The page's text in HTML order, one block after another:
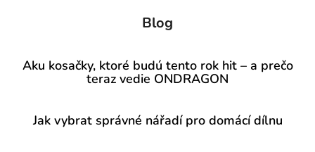
Blog
Aku kosačky, ktoré budú tento rok hit – a prečo
teraz vedie ONDRAGON
Jak vybrat správné nářadí pro domácí dílnu